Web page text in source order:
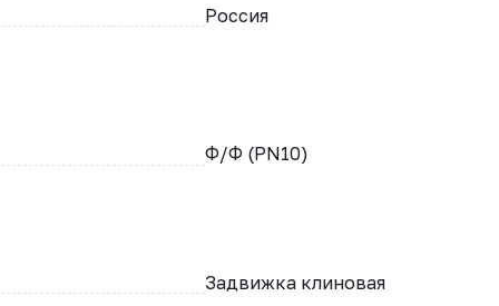
Россия
Ф/Ф (PN10)
Задвижка клиновая